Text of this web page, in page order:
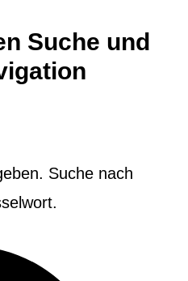
Suche und
Suche nach